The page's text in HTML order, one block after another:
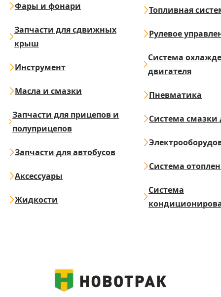
Фары и фонари
Запчасти для сдвижных
крыш
Инструмент
Масла и смазки
Запчасти для прицепов и
полуприцепов
Запчасти для автобусов
Аксессуары
Жидкости
Топливная
Рулевое
Система
двигателя
Пневматика
Система смазки
Система
Система